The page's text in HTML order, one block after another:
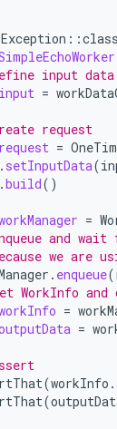
Exception ::class
input data
input =
request
request =
. setInputData(
.build()
=
and
we are
. enqueue(
WorkInfo and
=
=
(workInfo .
(